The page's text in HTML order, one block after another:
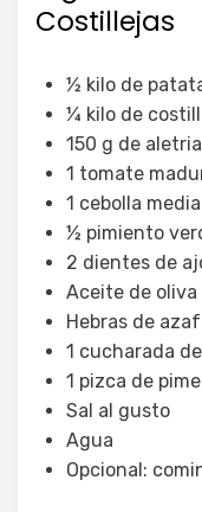
Costillejas
½ kilo de
¼ kilo de
150 g de aletria
1 tomate
1 cebolla
½ pimiento
2 dientes de
Aceite de oliva
Hebras de
1 cucharada
1 pizca de
Sal al gusto
Agua
Opcional: